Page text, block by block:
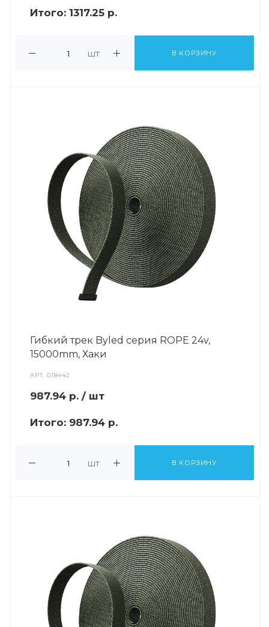
Итого: 1317.25 р.
шт В КОРЗИНУ
Гибкий трек Byled серия ROPE 24v,
15000mm, Хаки
АРТ.018442
987.94 р. / шт
Итого: 987.94 р.
шт В КОРЗИНУ